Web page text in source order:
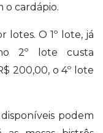
o cardápio.
lotes. O 1º lote, já
2º lote custa
200,00, o 4º lote
podem